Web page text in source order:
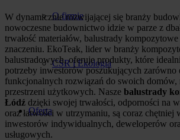
O firmie
CSR i Ekologia
Oferta
W dynamicznie rozwijającej się branży
nowoczesne budownictwo idzie w parze z
trwałość materiałów, balustrady
znaczeniu. EkoTeak, lider w branży
balustradowych, oferuje produkty, które
potrzeby inwestorów poszukujących zarówno
funkcjonalnych rozwiązań do swoich domów,
przestrzeni użytkowych. Nasze balustrady
Łódź dzięki swojej trwałości, odporności na
oraz łatwości w utrzymaniu, są coraz chętniej
inwestorów indywidualnych, deweloperów
usługowych.